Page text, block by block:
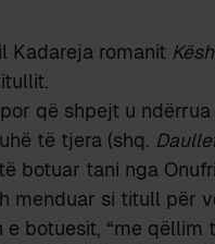
Kadareja romanit
që shpejt u ndërrua
të tjera (shq.
botuar tani nga
menduar si titull për
e botuesit, “me qëllim